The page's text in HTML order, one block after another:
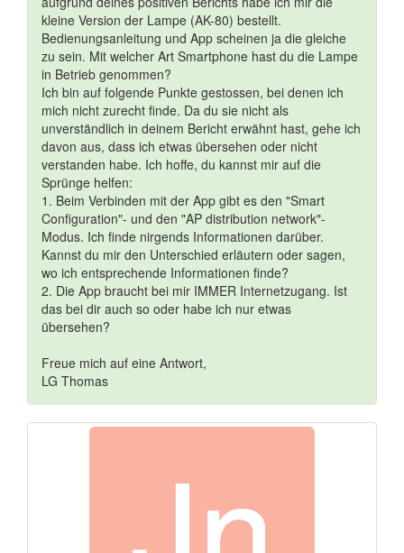
kleine Version der Lampe (AK-80) bestellt.
Bedienungsanleitung und App scheinen ja die gleiche
zu sein. Mit welcher Art Smartphone hast du die Lampe
in Betrieb genommen?
Ich bin auf folgende Punkte gestossen, bei denen ich
mich nicht zurecht finde. Da du sie nicht als
unverständlich in deinem Bericht erwähnt hast, gehe ich
davon aus, dass ich etwas übersehen oder nicht
verstanden habe. Ich hoffe, du kannst mir auf die
Sprünge helfen:
1. Beim Verbinden mit der App gibt es den "Smart
Configuration"- und den "AP distribution network"-
Modus. Ich finde nirgends Informationen darüber.
Kannst du mir den Unterschied erläutern oder sagen,
wo ich entsprechende Informationen finde?
2. Die App braucht bei mir IMMER Internetzugang. Ist
das bei dir auch so oder habe ich nur etwas
übersehen?
Freue mich auf eine Antwort,
LG Thomas